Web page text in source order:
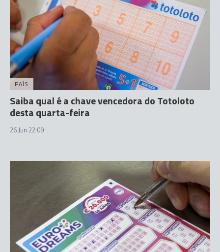
PAÍS
Saiba qual é a chave vencedora do Totoloto
desta quarta-feira
26 Jun 22:09